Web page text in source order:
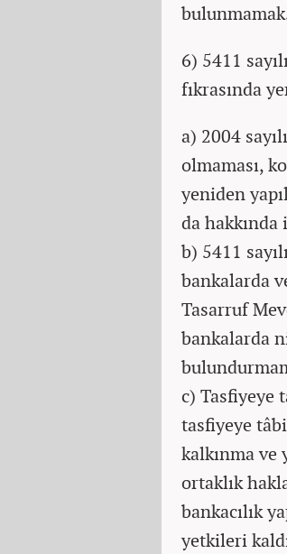
6) 5411
fıkrasında
a) 2004
olmaması,
yeniden
da
b) 5411
bankalarda
Tasarruf
bankalarda
c) Tasfiyeye
tasfiyeye
kalkınma ve
ortaklık
bankacılık
yetkileri